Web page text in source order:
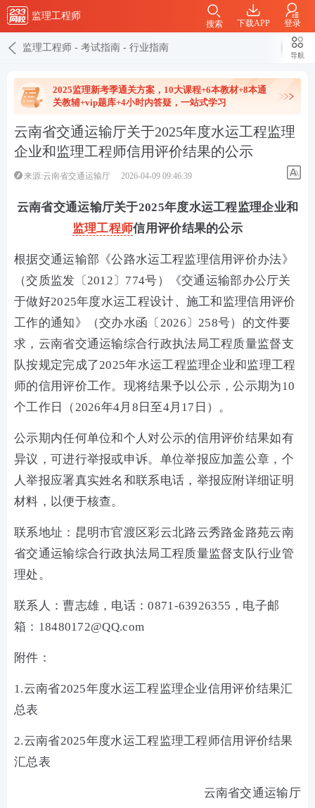
监理工程师
下载APP 登录
搜索
监理工程师 - 考试指南 - 行业指南
导航
2025监理新考季通关方案，10大课程+6本教材+8本通
关教辅+vip题库+4小时内答疑，一站式学习
云南省交通运输厅关于2025年度水运工程监理
企业和监理工程师信用评价结果的公示
来源:云南省交通运输厅 2026-04-09 09:46:39
云南省交通运输厅关于2025年度水运工程监理企业和
监理工程师信用评价结果的公示
根据交通运输部《公路水运工程监理信用评价办法》
（交质监发〔2012〕774号）《交通运输部办公厅关
于做好2025年度水运工程设计、施工和监理信用评价
工作的通知》（交办水函〔2026〕258号）的文件要
求，云南省交通运输综合行政执法局工程质量监督支
队按规定完成了2025年水运工程监理企业和监理工程
师的信用评价工作。现将结果予以公示，公示期为10
个工作日（2026年4月8日至4月17日）。
公示期内任何单位和个人对公示的信用评价结果如有
异议，可进行举报或申诉。单位举报应加盖公章，个
人举报应署真实姓名和联系电话，举报应附详细证明
材料，以便于核查。
联系地址：昆明市官渡区彩云北路云秀路金路苑云南
省交通运输综合行政执法局工程质量监督支队行业管
理处。
联系人：曹志雄，电话：0871-63926355，电子邮
箱：18480172@QQ.com
附件：
1.云南省2025年度水运工程监理企业信用评价结果汇
总表
2.云南省2025年度水运工程监理工程师信用评价结果
汇总表
云南省交通运输厅